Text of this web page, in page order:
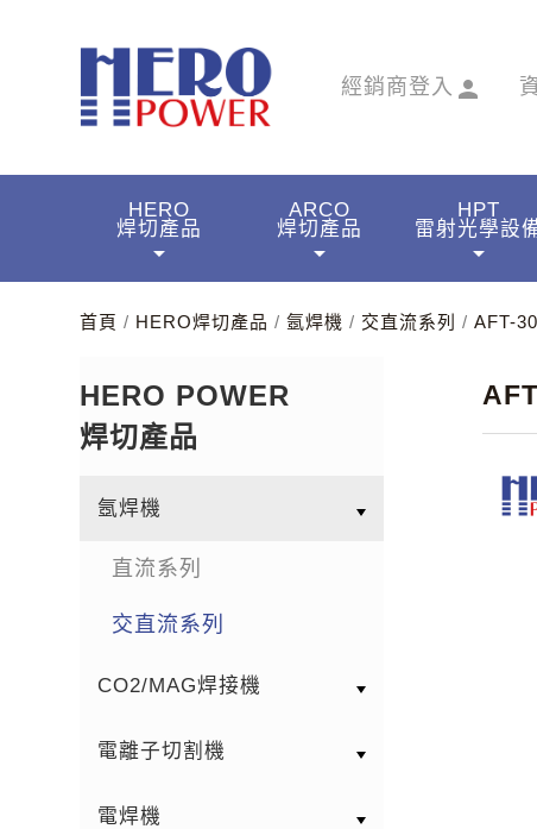
經銷商登入 person
HERO
焊切產品
arrow_drop_down
ARCO
焊切產品
arrow_drop_down
HPT
雷射光學設
arrow_drop_down
首頁 / HERO焊切產品 /氬焊機 / 交直流系列 /AFT-
HERO POWER
焊切產品
氬焊機
直流系列
交直流系列
CO2/MAG焊接機
電離子切割機
電焊機